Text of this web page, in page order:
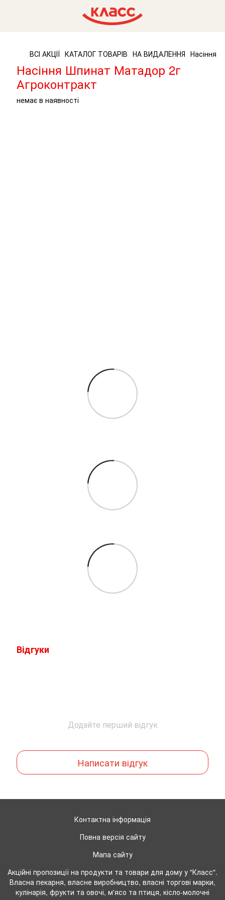
ВСІ АКЦІЇ КАТАЛОГ ТОВАРІВ НА ВИДАЛЕННЯ Насіння
Насіння Шпинат Матадор 2г
Агроконтракт
немає в наявності
Відгуки
Додайте перший відгук
Написати відгук
Контактна інформація
Повна версія сайту
Мапа сайту
Акційні пропозиції на продукти та товари для дому у "Класс".
Власна пекарня, власне виробництво, власні торгові марки,
кулінарія, фрукти та овочі, м'ясо та птиця, кісло-молочні